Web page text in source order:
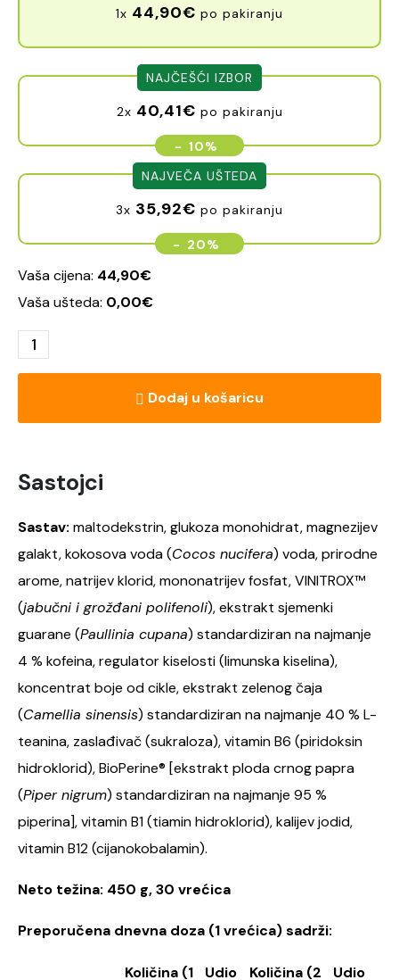
1x 44,90€ po pakiranju
2x 40,41€ po pakiranju
- 10%
NAJČEŠĆI IZBOR
3x 35,92€ po pakiranju
- 20%
NAJVEČA UŠTEDA
Vaša cijena: 44,90€
Vaša ušteda: 0,00€
Dodaj u košaricu
Sastojci
Sastav: maltodekstrin, glukoza monohidrat, magnezijev
galakt, kokosova voda (Cocos nucifera) voda, prirodne
arome, natrijev klorid, mononatrijev fosfat, VINITROX™
(jabučni i grožđani polifenoli), ekstrakt sjemenki
guarane (Paullinia cupana) standardiziran na najmanje
4 % kofeina, regulator kiselosti (limunska kiselina),
koncentrat boje od cikle, ekstrakt zelenog čaja
(Camellia sinensis) standardiziran na najmanje 40 % L-
teanina, zaslađivač (sukraloza), vitamin B6 (piridoksin
hidroklorid), BioPerine® [ekstrakt ploda crnog papra
(Piper nigrum) standardiziran na najmanje 95 %
piperina], vitamin B1 (tiamin hidroklorid), kalijev jodid,
vitamin B12 (cijanokobalamin).
Neto težina: 450 g, 30 vrećica
Preporučena dnevna doza (1 vrećica) sadrži:
Količina (1 Udio Količina (2 Udio